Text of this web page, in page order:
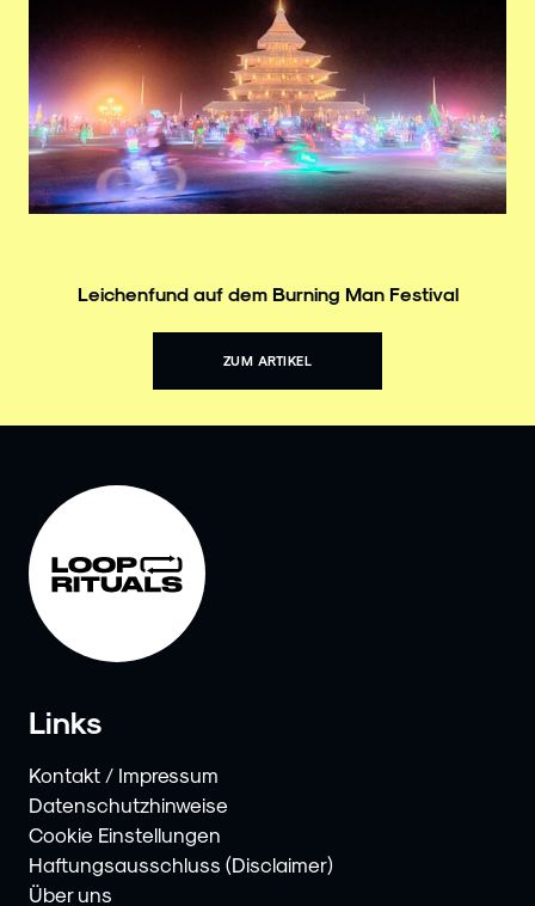
Leichenfund auf dem Burning Man Festival
ZUM ARTIKEL
Links
Kontakt / Impressum
Datenschutzhinweise
Cookie Einstellungen
Haftungsausschluss (Disclaimer)
Über uns